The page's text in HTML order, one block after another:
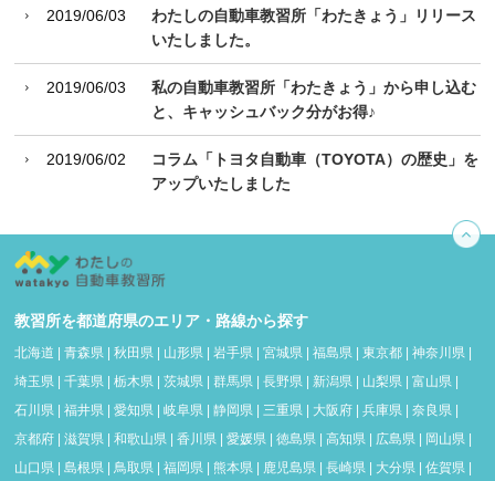
2019/06/03
わたしの自動車教習所「わたきょう」リリース
いたしました。
2019/06/03
私の自動車教習所「わたきょう」から申し込む
と、キャッシュバック分がお得♪
2019/06/02
コラム「トヨタ自動車（TOYOTA）の歴史」を
アップいたしました
教習所を都道府県のエリア・路線から探す
北海道 青森県 秋田県 山形県 岩手県 宮城県 福島県 東京都 神奈川県
埼玉県
千葉県 栃木県 茨城県 群馬県 長野県 新潟県 山梨県 富山県
石川県
福井県 愛知県 岐阜県 静岡県 三重県 大阪府 兵庫県 奈良県
京都府
滋賀県 和歌山県 香川県 愛媛県 徳島県 高知県 広島県 岡山県
山口県
島根県 鳥取県 福岡県 熊本県 鹿児島県 長崎県 大分県 佐賀県